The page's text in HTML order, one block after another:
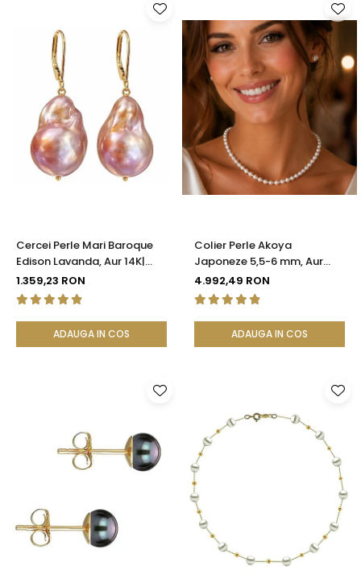
Cercei Perle Mari Baroque
Edison Lavanda, Aur 14K|
KASKADDA®
1.359,23 RON
ADAUGA IN COS
Colier Perle Akoya
Japoneze 5,5-6 mm, Aur
Galben 14K cu Închizătoare
Filigranată | KASKADDA®
4.992,49 RON
ADAUGA IN COS